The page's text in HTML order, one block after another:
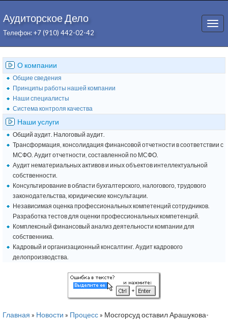
Аудиторское Дело
Телефон: +7 (910) 442-02-42
О компании
Общие сведения
Принципы работы нашей компании
Наши специалисты
Система контроля качества
Наши услуги
Общий аудит. Налоговый аудит.
Трансформация, консолидация финансовой отчетности в соответствии с
МСФО. Аудит отчетности, составленной по МСФО.
Аудит нематериальных активов и иных объектов интеллектуальной
собственности.
Консультирование в области бухгалтерского, налогового, трудового
законодательства, юридические консультации.
Независимая оценка профессиональных компетенций сотрудников.
Разработка тестов для оценки профессиональных компетенций.
Комплексный финансовый анализ деятельности компании для
собственника.
Кадровый и организационный консалтинг. Аудит кадрового
делопроизводства.
Главная » Новости » Процесс» Мосгорсуд оставил Арашукова-